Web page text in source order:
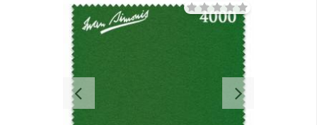
Previous Next